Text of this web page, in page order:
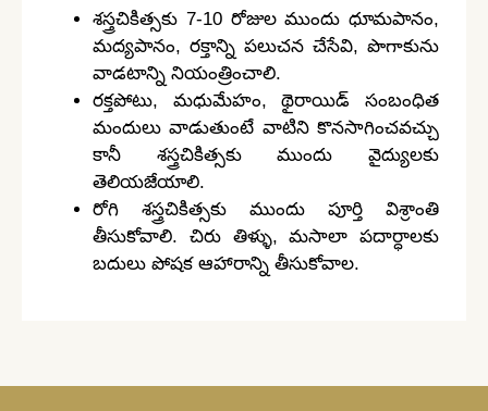
శస్త్రచికిత్సకు 7-10 రోజుల ముందు ధూమపానం,
మద్యపానం, రక్తాన్ని పలుచన చేసేవి, పొగాకును
వాడటాన్ని నియంత్రించాలి.
రక్తపోటు, మధుమేహం, థైరాయిడ్ సంబంధిత
మందులు వాడుతుంటే వాటిని కొనసాగించవచ్చు
కానీ శస్త్రచికిత్సకు ముందు వైద్యులకు
తెలియజేయాలి.
రోగి శస్త్రచికిత్సకు ముందు పూర్తి విశ్రాంతి
తీసుకోవాలి. చిరు తిళ్ళు, మసాలా పదార్ధాలకు
బదులు పోషక ఆహారాన్ని తీసుకోవాల.